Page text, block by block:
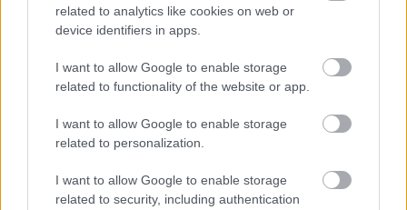
related to analytics like cookies on web or
device identifiers in apps.
I want to allow Google to enable storage
related to functionality of the website or app.
I want to allow Google to enable storage
related to personalization.
I want to allow Google to enable storage
related to security, including authentication